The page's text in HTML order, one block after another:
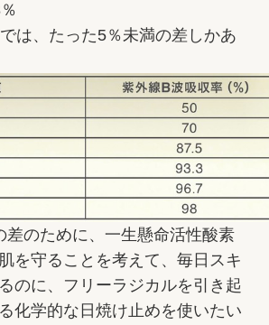
は、たった5％未満の差しかあ
差のために、一生懸命活性酸素
を守ることを考えて、毎日スキ
のに、フリーラジカルを引き起
化学的な日焼け止めを使いたい